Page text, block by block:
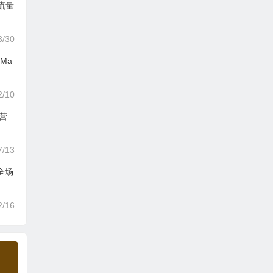
量
30
10
13
场
16